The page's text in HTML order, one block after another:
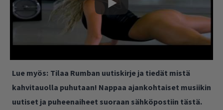
Lue myös: Tilaa Rumban uutiskirje ja tiedät mistä
kahvitauolla puhutaan! Nappaa ajankohtaiset musiikin
uutiset ja puheenaiheet suoraan sähköpostiin tästä.